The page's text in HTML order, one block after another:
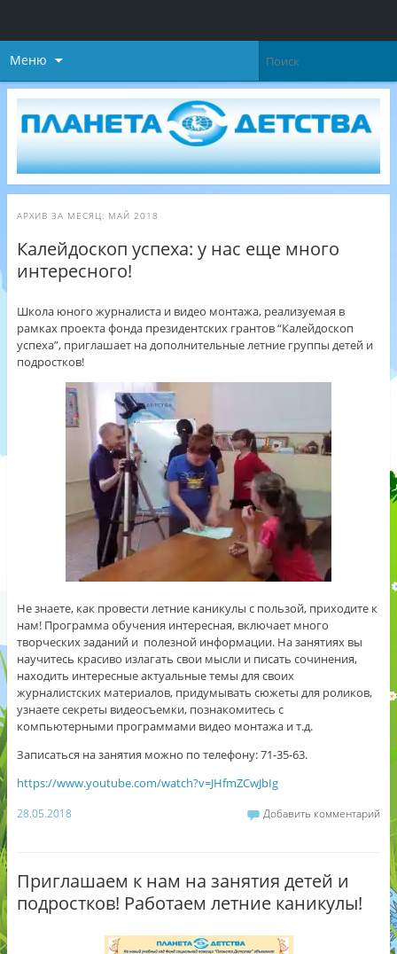
Меню
АРХИВ ЗА МЕСЯЦ: МАЙ 2018
Калейдоскоп успеха: у нас еще много
интересного!
Школа юного журналиста и видео монтажа, реализуемая в
рамках проекта фонда президентских грантов “Калейдоскоп
успеха”, приглашает на дополнительные летние группы детей и
подростков!
Не знаете, как провести летние каникулы с пользой, приходите к
нам! Программа обучения интересная, включает много
творческих заданий и полезной информации. На занятиях вы
научитесь красиво излагать свои мысли и писать сочинения,
находить интересные актуальные темы для своих
журналистских материалов, придумывать сюжеты для роликов,
узнаете секреты видеосъемки, познакомитесь с
компьютерными программами видео монтажа и т.д.
Записаться на занятия можно по телефону: 71-35-63.
https://www.youtube.com/watch?v=JHfmZCwJbIg
28.05.2018 Добавить комментарий
Приглашаем к нам на занятия детей и
подростков! Работаем летние каникулы!